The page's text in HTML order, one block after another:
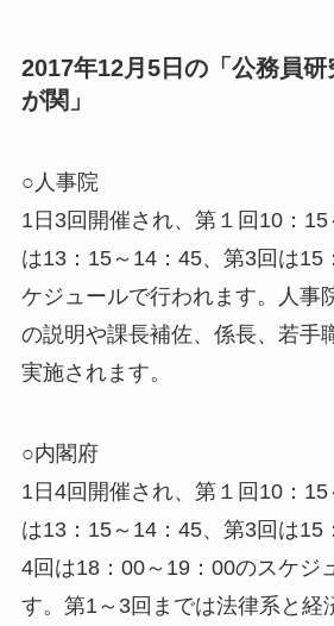
2017年12月5日の「公務員
が関」
○人事院
1日3回開催され、第１回10：15
は13：15～14：45、第3回は15
ケジュールで行われます。人事
の説明や課長補佐、係長、若手
実施されます。
○内閣府
1日4回開催され、第１回10：15
は13：15～14：45、第3回は15
4回は18：00～19：00のスケジ
す。第1～3回までは法律系と経